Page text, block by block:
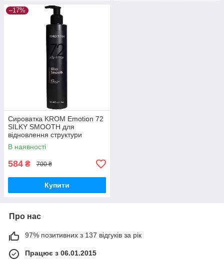
–17%
Сироватка KROM Emotion 72
SILKY SMOOТH для
відновлення структури
волосся 250 мл (Оригінал)
В наявності
584 ₴ 700 ₴
Купити
Про нас
97% позитивних з 137 відгуків за рік
Працює з 06.01.2015